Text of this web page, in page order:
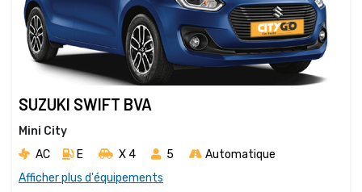
SUZUKI SWIFT BVA
Mini City
AC
E X 4 5
Automatique
Afficher plus d'équipements